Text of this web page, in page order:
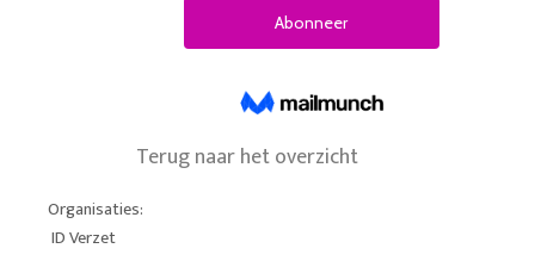
Terug naar het overzicht
Organisaties:
ID Verzet